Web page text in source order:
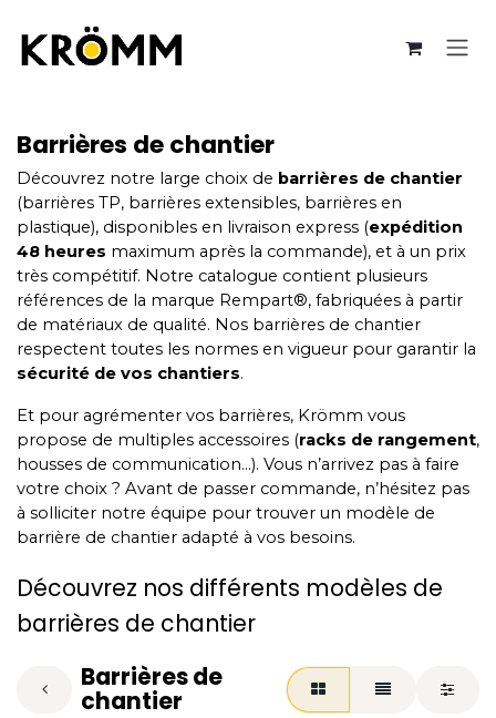
Barrières de chantier
Découvrez notre large choix de barrières de chantier
(barrières TP, barrières extensibles, barrières en
plastique), disponibles en livraison express (expédition
48 heures maximum après la commande), et à un prix
très compétitif. Notre catalogue contient plusieurs
références de la marque Rempart®️, fabriquées à partir
de matériaux de qualité. Nos barrières de chantier
respectent toutes les normes en vigueur pour garantir la
sécurité de vos chantiers.
Et pour agrémenter vos barrières, Krömm vous
propose de multiples accessoires (racks de rangement,
housses de communication…). Vous n’arrivez pas à faire
votre choix ? Avant de passer commande, n’hésitez pas
à solliciter notre équipe pour trouver un modèle de
barrière de chantier adapté à vos besoins.
Découvrez nos différents modèles de
barrières de chantier
Barrières de
chantier